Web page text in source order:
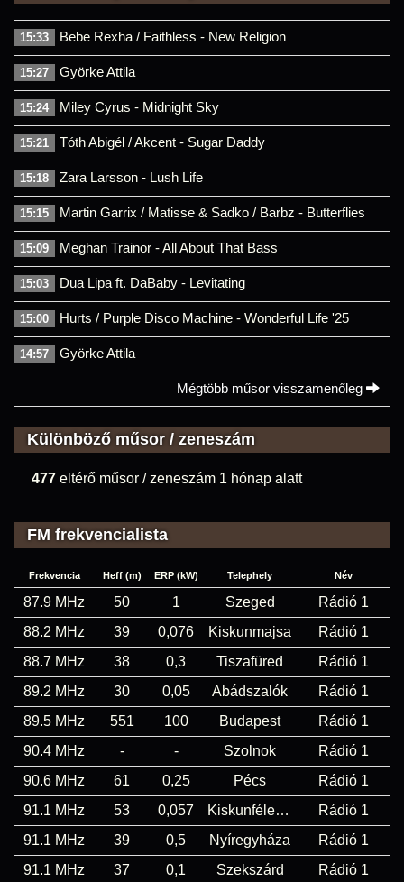
15:33 Bebe Rexha / Faithless - New Religion
15:27 Györke Attila
15:24 Miley Cyrus - Midnight Sky
15:21 Tóth Abigél / Akcent - Sugar Daddy
15:18 Zara Larsson - Lush Life
15:15 Martin Garrix / Matisse & Sadko / Barbz - Butterflies
15:09 Meghan Trainor - All About That Bass
15:03 Dua Lipa ft. DaBaby - Levitating
15:00 Hurts / Purple Disco Machine - Wonderful Life '25
14:57 Györke Attila
Mégtöbb műsor visszamenőleg
Különböző műsor / zeneszám
477 eltérő műsor / zeneszám 1 hónap alatt
FM frekvencialista
Frekvencia Heff (m) ERP (kW) Telephely Név
87.9 MHz 50 1 Szeged
Rádió 1
88.2 MHz
39 0,076 Kiskunmajsa
Rádió 1
88.7 MHz
38 0,3 Tiszafüred
Rádió 1
89.2 MHz
30 0,05 Abádszalók
Rádió 1
89.5 MHz
551 100 Budapest
Rádió 1
90.4 MHz
- - Szolnok
Rádió 1
90.6 MHz
61 0,25 Pécs
Rádió 1
91.1 MHz
53 0,057 Kiskunfélegyháza
Rádió 1
91.1 MHz
39 0,5 Nyíregyháza
Rádió 1
91.1 MHz
37 0,1 Szekszárd
Rádió 1